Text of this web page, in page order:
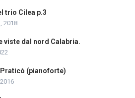
trio Cilea p.3
2018
viste dal nord Calabria.
(pianoforte)